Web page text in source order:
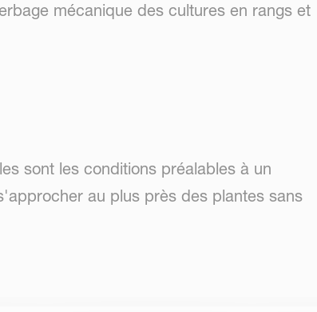
mécanique des cultures en rangs et
sont les conditions préalables à un
au plus près des plantes sans
la rectitude et la fixité des outils de travail,